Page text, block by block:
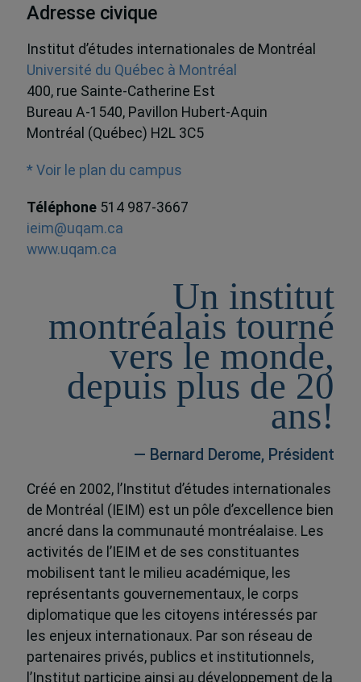
Adresse civique
Institut d’études internationales de Montréal
Université du Québec à Montréal
400, rue Sainte-Catherine Est
Bureau A-1540, Pavillon Hubert-Aquin
Montréal (Québec) H2L 3C5
* Voir le plan du campus
Téléphone 514 987-3667
ieim@uqam.ca
www.uqam.ca
Un institut
montréalais tourné
vers le monde,
depuis plus de 20
ans!
— Bernard Derome, Président
Créé en 2002, l’Institut d’études internationales
de Montréal (IEIM) est un pôle d’excellence bien
ancré dans la communauté montréalaise. Les
activités de l’IEIM et de ses constituantes
mobilisent tant le milieu académique, les
représentants gouvernementaux, le corps
diplomatique que les citoyens intéressés par
les enjeux internationaux. Par son réseau de
partenaires privés, publics et institutionnels,
l’Institut participe ainsi au développement de la